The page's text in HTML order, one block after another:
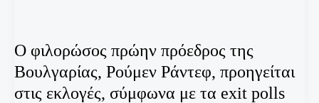
Ο φιλορώσος πρώην πρόεδρος της
Βουλγαρίας, Ρούμεν Ράντεφ, προηγείται
στις εκλογές, σύμφωνα με τα exit polls